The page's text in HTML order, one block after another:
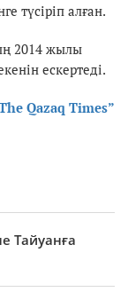
түсіріп алған.
2014 жылы
ескертеді.
Qazaq Times”
Тайуанға